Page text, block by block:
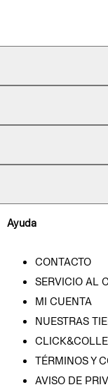
Ayuda
CONTACTO
SERVICIO AL
MI CUENTA
NUESTRAS
TÉRMINOS Y
AVISO DE